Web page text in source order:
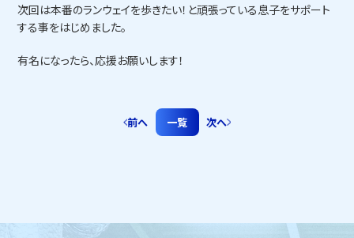
次回は本番のランウェイを歩きたい！と頑張っている息子をサポート
する事をはじめました。
有名になったら、応援お願いします！
前へ 一覧 次へ